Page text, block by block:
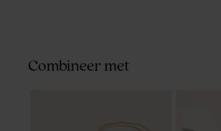
Combineer met